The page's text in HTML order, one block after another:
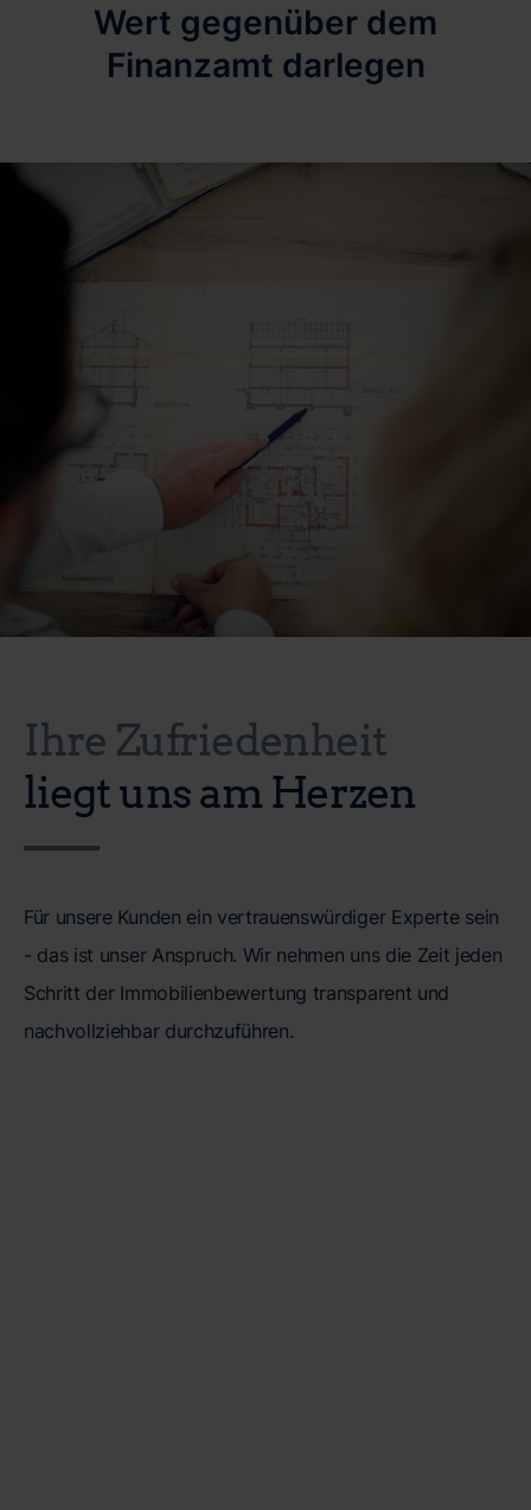
Wert gegenüber dem
Finanzamt darlegen
Ihre Zufriedenheit
liegt uns am Herzen
Für unsere Kunden ein vertrauenswürdiger Experte sein
- das ist unser Anspruch. Wir nehmen uns die Zeit jeden
Schritt der Immobilienbewertung transparent und
nachvollziehbar durchzuführen.